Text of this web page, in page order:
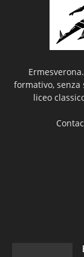
formativo,
liceo